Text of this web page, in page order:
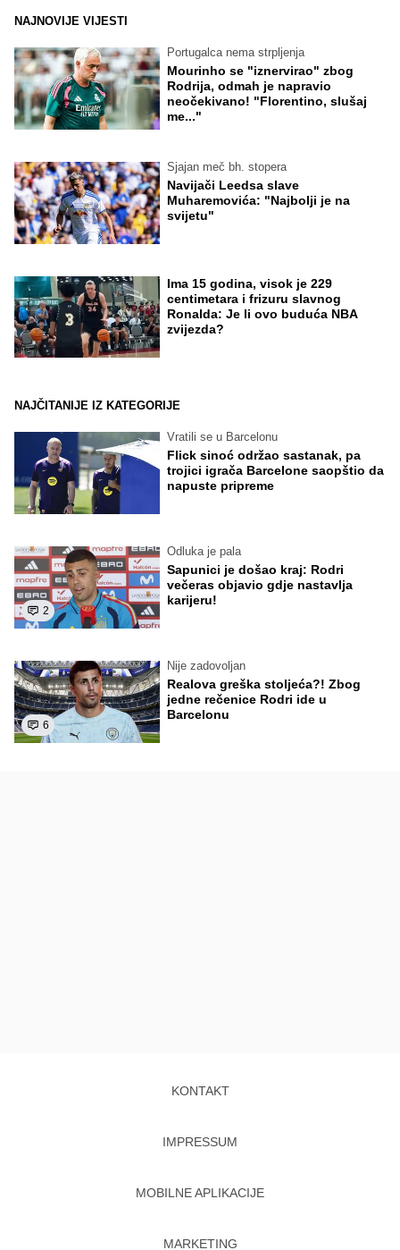
NAJNOVIJE VIJESTI
Portugalca nema strpljenja
Mourinho se "iznervirao" zbog
Rodrija, odmah je napravio
neočekivano! "Florentino, slušaj
me..."
Sjajan meč bh. stopera
Navijači Leedsa slave
Muharemovića: "Najbolji je na
svijetu"
Ima 15 godina, visok je 229
centimetara i frizuru slavnog
Ronalda: Je li ovo buduća NBA
zvijezda?
NAJČITANIJE IZ KATEGORIJE
Vratili se u Barcelonu
Flick sinoć održao sastanak, pa
trojici igrača Barcelone saopštio da
napuste pripreme
2
Odluka je pala
Sapunici je došao kraj: Rodri
večeras objavio gdje nastavlja
karijeru!
6
Nije zadovoljan
Realova greška stoljeća?! Zbog
jedne rečenice Rodri ide u
Barcelonu
KONTAKT
IMPRESSUM
MOBILNE APLIKACIJE
MARKETING